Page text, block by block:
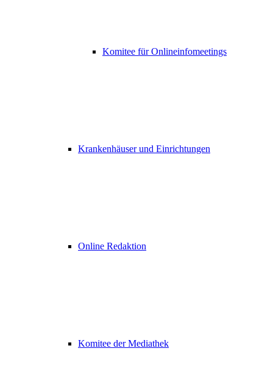
Komitee für Onlineinfomeetings
Krankenhäuser und Einrichtungen
Online Redaktion
Komitee der Mediathek